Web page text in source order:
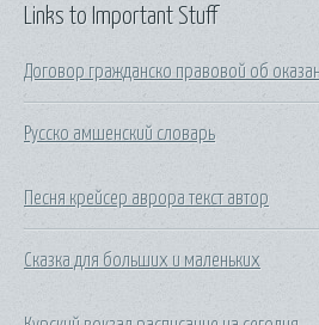
Links to Important Stuff
Договор гражданско правовой об
Русско амшенский словарь
Песня крейсер аврора текст автор
Сказка для больших и маленьких